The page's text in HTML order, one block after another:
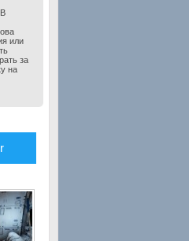
или
за
на